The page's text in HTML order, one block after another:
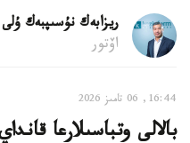
ريزابەك نۇسىپبەك ۇلى
اۆتور
16:44, 06 تامىز 2026
بالالى وتباسىلارعا